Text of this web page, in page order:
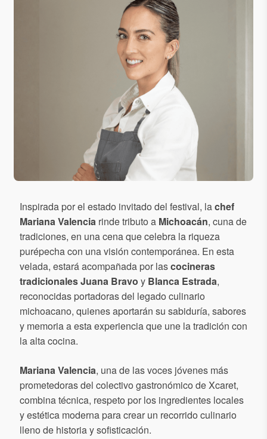
Inspirada por el estado invitado del festival, lachef
Mariana Valencia rinde tributo a Michoacán, cuna de
tradiciones, en una cena que celebra la riqueza
purépecha con una visión contemporánea. En esta
velada, estará acompañada por lascocineras
tradicionalesJuana Bravo y Blanca Estrada,
reconocidas portadoras del legado culinario
michoacano, quienes aportarán su sabiduría, sabores
y memoria a esta experiencia que une la tradición con
la alta cocina.
Mariana Valencia, una de las voces jóvenes más
prometedoras del colectivo gastronómico de Xcaret,
combina técnica, respeto por los ingredientes locales
y estética moderna para crear un recorrido culinario
lleno de historia y sofisticación.